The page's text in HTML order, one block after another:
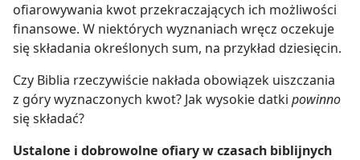
ofiarowywania kwot przekraczających ich możliwości
finansowe. W niektórych wyznaniach wręcz oczekuje
się składania określonych sum, na przykład dziesięcin.
Czy Biblia rzeczywiście nakłada obowiązek uiszczania
z góry wyznaczonych kwot? Jak wysokie datki powinno
się składać?
Ustalone i dobrowolne ofiary w czasach biblijnych